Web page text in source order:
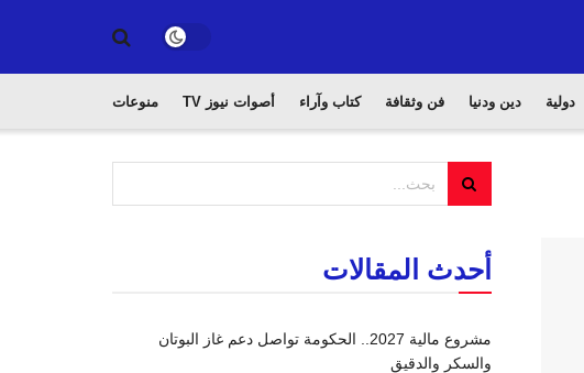
دولية دين ودنيا فن وثقافة كتاب وآراء أصوات نيوز TV منوعات
أحدث المقالات
مشروع مالية 2027.. الحكومة تواصل دعم غاز البوتان
والسكر والدقيق